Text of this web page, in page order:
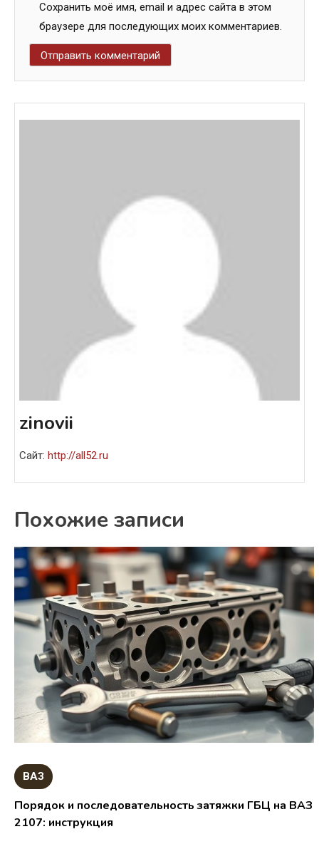
Сохранить моё имя, email и адрес сайта в этом
браузере для последующих моих комментариев.
zinovii
Сайт: http://all52.ru
Похожие записи
ВАЗ
Порядок и последовательность затяжки ГБЦ на ВАЗ
2107: инструкция